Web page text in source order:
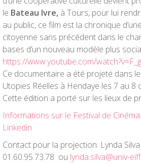
le Bateau Ivre, à Tours, pour lui
au public, ce film est la chronique
citoyenne sans précédent dans le
bases d’un nouveau modèle plus
https://www.youtube.com/
Ce documentaire a été projeté dans
Utopies Réelles à Hendaye les 7 au 8
Cette édition a porté sur les lieux de
Informations sur le Festival de
Linkedin
Contact pour la projection: Lynda Silva
01.60.95.73.78 ou lynda.silva@univ-